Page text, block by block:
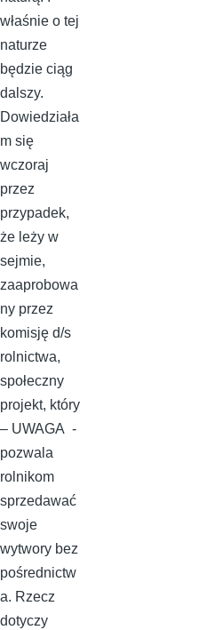
właśnie o tej
naturze
będzie ciąg
dalszy.
Dowiedziała
m się
wczoraj
przez
przypadek,
że leży w
sejmie,
zaaprobowa
ny przez
komisję d/s
rolnictwa,
społeczny
projekt, który
– UWAGA -
pozwala
rolnikom
sprzedawać
swoje
wytwory bez
pośrednictw
a. Rzecz
dotyczy